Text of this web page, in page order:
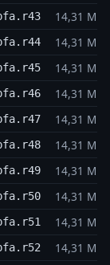
14,31 MB
14,31 MB
14,31 MB
14,31 MB
14,31 MB
14,31 MB
14,31 MB
14,31 MB
14,31 MB
14,31 MB